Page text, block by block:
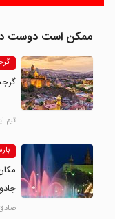
ممکن است دوست
تیم